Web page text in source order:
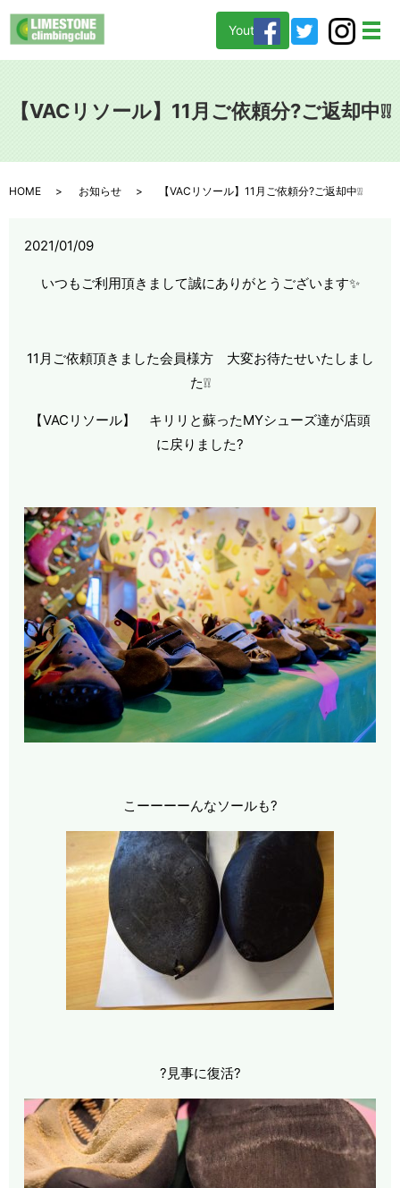
メ
Youtube
【VACリソール】11月ご依頼分?ご返却中❕❕
HOME お知らせ 【VACリソール】11月ご依頼分?ご返却中❕❕
2021/01/09
いつもご利用頂きまして誠にありがとうございます✨
11月ご依頼頂きました会員様方 大変お待たせいたしまし
た❕❕
【VACリソール】 キリリと蘇ったMYシューズ達が店頭
に戻りました?
こーーーーんなソールも?
?見事に復活?